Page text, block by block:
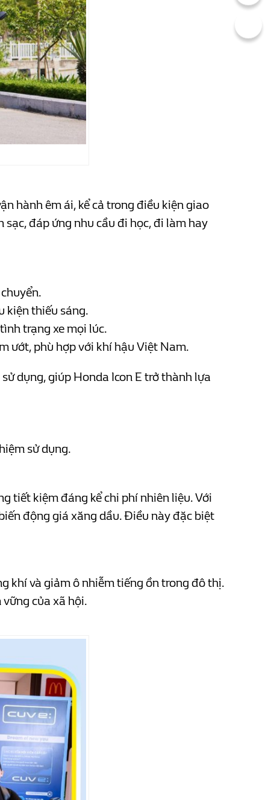
hành êm ái, kể cả trong điều kiện giao
đáp ứng nhu cầu đi học, đi làm hay
kiện thiếu sáng.
trạng xe mọi lúc.
ướt, phù hợp với khí hậu Việt Nam.
dụng, giúp Honda Icon E trở thành lựa
sử dụng.
tiết kiệm đáng kể chi phí nhiên liệu. Với
động giá xăng dầu. Điều này đặc biệt
khí và giảm ô nhiễm tiếng ồn trong đô thị.
của xã hội.